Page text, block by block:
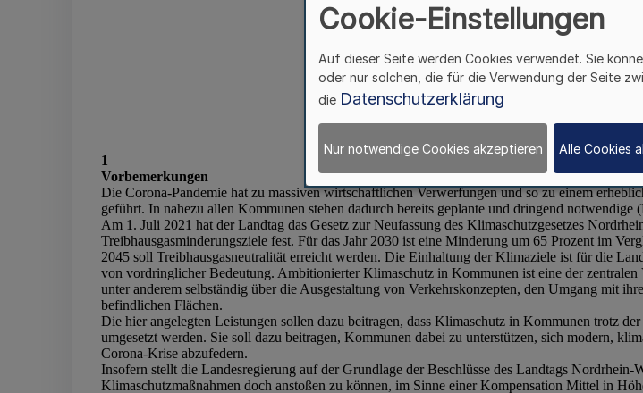
Cookie-Einstellungen
Auf dieser Seite werden Cookies verwendet. Sie
oder nur solchen, die für die Verwendung der Seite
die Datenschutzerklärung
Nur notwendige Cookies akzeptieren Alle Cookies